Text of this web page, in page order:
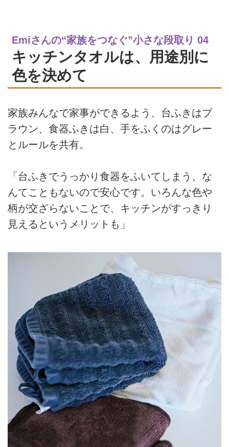
Emiさんの“家族をつなぐ”小さな段取り 04
キッチンタオルは、用途別に
色を決めて
家族みんなで家事ができるよう、台ふきはブ
ラウン、食器ふきは白、手をふくのはグレー
とルールを共有。
「台ふきでうっかり食器をふいてしまう、な
んてこともないので安心です。いろんな色や
柄が交ざらないことで、キッチンがすっきり
見えるというメリットも」